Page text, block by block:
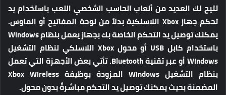
تتيح لك العديد من ألعاب الحاسب الشخصي اللعب باستخدام يد
تحكم جهاز Xbox اللاسلكية بدلاً من لوحة المفاتيح أو الماوس.
يمكنك توصيل يد التحكم الخاصة بك بجهاز يعمل بنظام Windows
باستخدام كابل USB أو محول Xbox اللاسلكي لنظام التشغيل
Windows أو عبر تقنية Bluetooth. تأتي بعض الأجهزة التي تعمل
بنظام التشغيل Windows المزودة بوظيفة Xbox Wireless
المضمنة بحيث يمكنك توصيل يد التحكم مباشرةً بدون محول.